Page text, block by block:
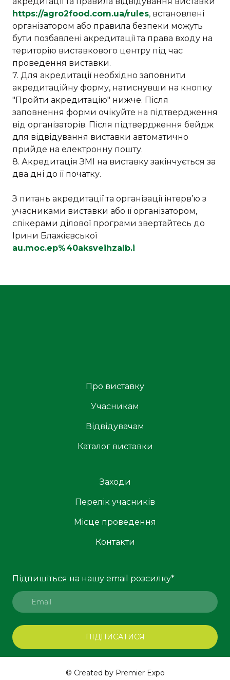
https://agro2food.com.ua/rules, встановлені
організатором або правила безпеки можуть
бути позбавлені акредитації та права входу на
територію виставкового центру під час
проведення виставки.
7. Для акредитації необхідно заповнити
акредитаційну форму, натиснувши на кнопку
"Пройти акредитацію" нижче. Після
заповнення форми очікуйте на підтвердження
від організаторів. Після підтвердження бейдж
для відвідування виставки автоматично
прийде на електронну пошту.
8. Акредитація ЗМІ на виставку закінчується за
два дні до її початку.
З питань акредитації та організації інтерв’ю з
учасниками виставки або її організатором,
спікерами ділової програми звертайтесь до
Ірини Блажієвської
au.moc.ep%40aksveihzalb.i
Про виставку
Учасникам
Відвідувачам
Каталог виставки
Заходи
Перелік учасників
Місце проведення
Контакти
Підпишіться на нашу email розсилку*
ПІДПИСАТИСЯ
© Created by Premier Expo